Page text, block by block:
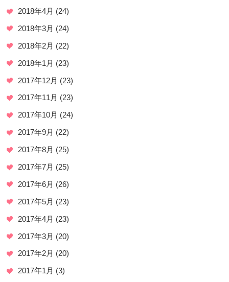
2018年4月 (24)
2018年3月 (24)
2018年2月 (22)
2018年1月 (23)
2017年12月 (23)
2017年11月 (23)
2017年10月 (24)
2017年9月 (22)
2017年8月 (25)
2017年7月 (25)
2017年6月 (26)
2017年5月 (23)
2017年4月 (23)
2017年3月 (20)
2017年2月 (20)
2017年1月 (3)